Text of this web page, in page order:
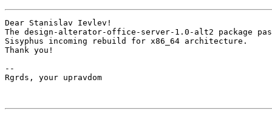
Dear Stanislav Ievlev!
The design-alterator-office-server-1.0-alt2 package
Sisyphus incoming rebuild for x86_64 architecture.
Thank you!
--
Rgrds, your upravdom